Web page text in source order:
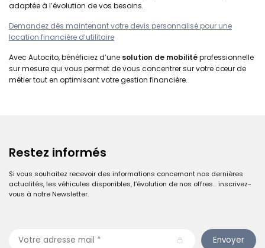
adaptée à l’évolution de vos besoins.
Demandez dès maintenant votre devis personnalisé pour une
location financière d’utilitaire
Avec Autocito, bénéficiez d’une solution de mobilitéprofessionnelle
sur mesure qui vous permet de vous concentrer sur votre cœur de
métier tout en optimisant votre gestion financière.
Restez informés
Si vous souhaitez recevoir des informations concernant nos dernières
actualités, les véhicules disponibles, l’évolution de nos offres… inscrivez-
vous à notre Newsletter.
Envoyer